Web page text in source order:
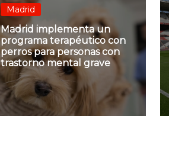
Madrid
Madrid implementa un
programa terapéutico con
perros para personas con
trastorno mental grave